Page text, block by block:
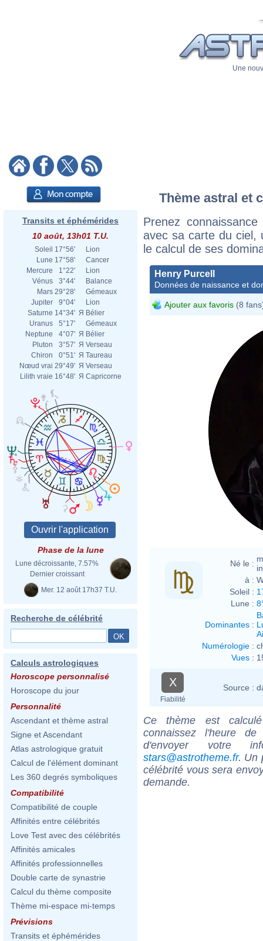
Une
Transits et éphémérides
10 août, 13h01 T.U.
Soleil 17°56'
Lion
Lune 17°58'
Cancer
Mercure
1°22'
Lion
Vénus
3°44'
Balance
Mars 29°28'
Gémeaux
Jupiter
9°04'
Lion
Saturne 14°34' Я Bélier
Uranus
5°17'
Gémeaux
Neptune
4°07' Я Bélier
Pluton
3°57' Я Verseau
Chiron
0°51' Я Taureau
Nœud vrai 29°49' Я Verseau
Lilith vraie 16°48' Я Capricorne
Phase de la lune
Lune décroissante, 7.57%
Dernier croissant
Mer. 12 août 17h37 T.U.
Recherche de célébrité
Calculs astrologiques
Horoscope personnalisé
Horoscope du jour
Personnalité
Ascendant et thème astral
Signe et Ascendant
Atlas astrologique gratuit
Calcul de l'élément dominant
Les 360 degrés symboliques
Compatibilité
Compatibilité de couple
Affinités entre célébrités
Love Test avec des célébrités
Affinités amicales
Affinités professionnelles
Double carte de synastrie
Calcul du thème composite
Thème mi-espace mi-temps
Prévisions
Transits et éphémérides
Thème astral et
Prenez
avec sa carte du ciel,
le calcul de ses
Henry Purcell
Données de naissance et
Ajouter aux favoris (8
Né le :
à :
Soleil :
Lune :
Dominantes :
Numérologie :
Vues :
X
Fiabilité
Source :
Ce thème est
connaissez l'heure
d'envoyer votre
stars@astrotheme.fr. Un
célébrité vous sera
demande.